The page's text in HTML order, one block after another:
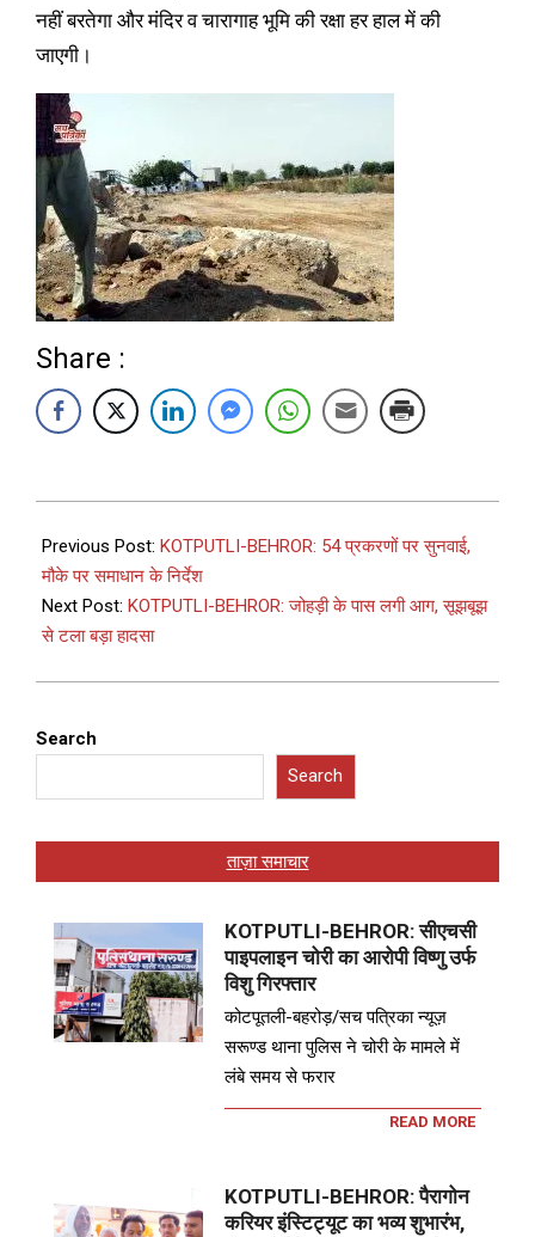
नहीं बरतेगा और मंदिर व चारागाह भूमि की रक्षा हर हाल में की
जाएगी।
Share :
Previous Post: KOTPUTLI-BEHROR: 54 प्रकरणों पर सुनवाई,
मौके पर समाधान के निर्देश
Next Post: KOTPUTLI-BEHROR: जोहड़ी के पास लगी आग, सूझबूझ
से टला बड़ा हादसा
Search
Search
ताज़ा समाचार
KOTPUTLI-BEHROR: सीएचसी
पाइपलाइन चोरी का आरोपी विष्णु उर्फ
विशु गिरफ्तार
कोटपूतली-बहरोड़/सच पत्रिका न्यूज़
सरूण्ड थाना पुलिस ने चोरी के मामले में
लंबे समय से फरार
READ MORE
KOTPUTLI-BEHROR: पैरागोन
करियर इंस्टिट्यूट का भव्य शुभारंभ,